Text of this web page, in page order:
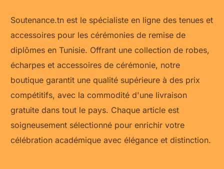
Soutenance.tn est le spécialiste en ligne des tenues et
accessoires pour les cérémonies de remise de
diplômes en Tunisie. Offrant une collection de robes,
écharpes et accessoires de cérémonie, notre
boutique garantit une qualité supérieure à des prix
compétitifs, avec la commodité d'une livraison
gratuite dans tout le pays. Chaque article est
soigneusement sélectionné pour enrichir votre
célébration académique avec élégance et distinction.